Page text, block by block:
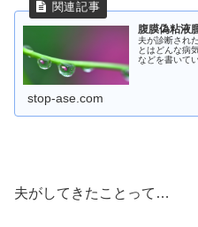
腹膜偽粘液
夫が診断され
とはどんな病
などを書いて
stop-ase.com
夫がしてきたことって…